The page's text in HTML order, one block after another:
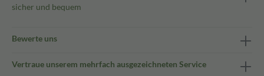
sicher und bequem
Bewerte uns
Vertraue unserem mehrfach ausgezeichneten Service